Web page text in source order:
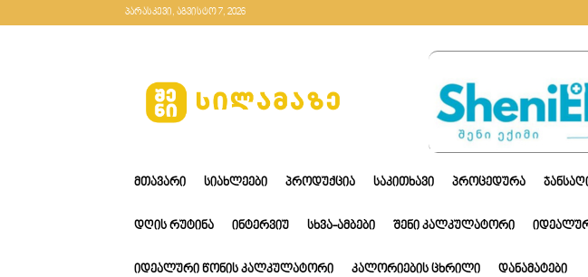
პარასკევი, აგვისტო 7, 2026
ᲛᲗᲐᲕᲐᲠᲘ ᲡᲘᲐᲮᲚᲔᲔᲑᲘ ᲞᲠᲝᲓᲣᲥᲪᲘᲐ ᲡᲐᲙᲘᲗᲮᲐᲕᲘ ᲞᲠᲝᲪᲔᲓᲣᲠᲐ
ᲓᲦᲘᲡ ᲠᲣᲢᲘᲜᲐ ᲘᲜᲢᲔᲠᲕᲘᲣ ᲡᲮᲕᲐ-ᲐᲛᲑᲔᲑᲘ ᲨᲔᲜᲘ ᲙᲐᲚᲙᲣᲚᲐᲢᲝᲠᲘ
ᲘᲓᲔᲐᲚᲣᲠᲘ ᲬᲝᲜᲘᲡ ᲙᲐᲚᲙᲣᲚᲐᲢᲝᲠᲘ ᲙᲐᲚᲝᲠᲘᲔᲑᲘᲡ ᲪᲮᲠᲘᲚᲘ ᲓᲐᲜᲐᲛᲐᲢᲔᲑᲘ